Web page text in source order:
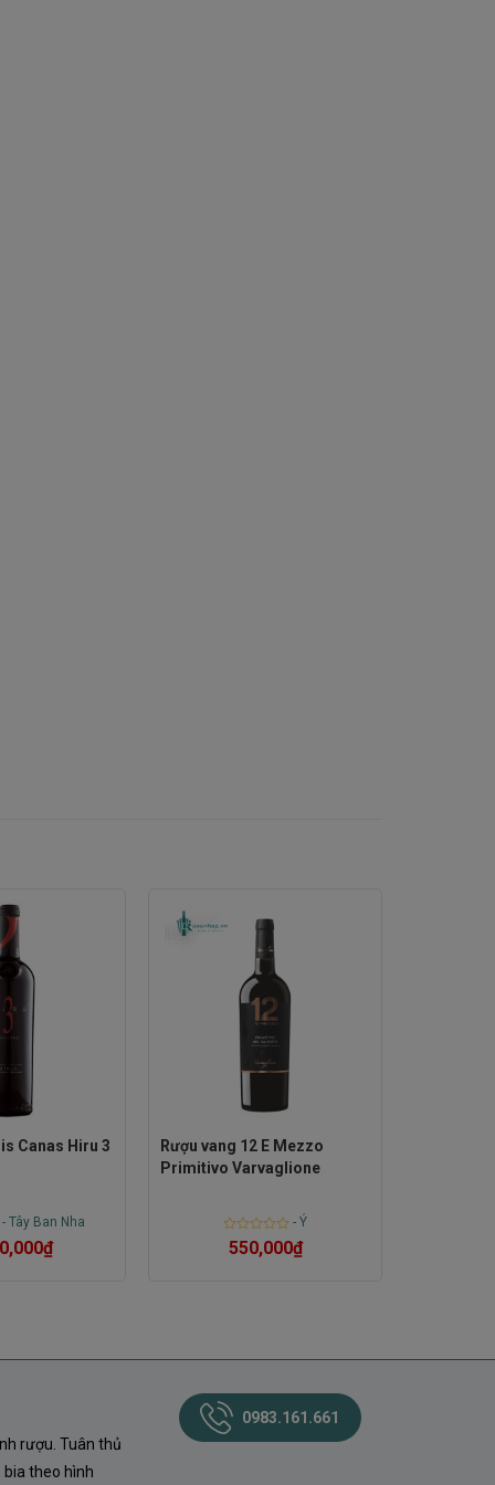
Canas Hiru 3
-Tây Ban Nha
₫
Rượu vang 12 E Mezzo
Primitivo Varvaglione
Rated
0
-Ý
550,000₫
rượu. Tuân thủ
bia theo hình
0983.161.661